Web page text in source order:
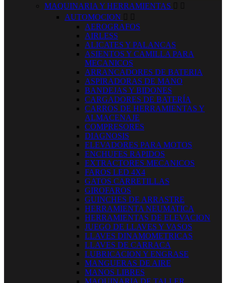
MAQUINARIA Y HERRAMIENTAS  
AUTOMOCION  
AEROGRAFOS
AIRLESS
ALICATES Y PALANCAS
ASIENTOS Y CAMILLA PARA
MECANICOS
ARRANCADORES DE BATERIA
ASPIRADORAS DE MANO
BANDEJAS Y BIDONES
CARGADORES DE BATERÍA
CARROS DE HERRAMIENTAS Y
ALMACENAJE
COMPRESORES
DIAGNOSIS
ELEVADORES PARA MOTOS
ENCHUFES RAPIDOS
EXTRACTORES MECANICOS
FAROS LED 4X4
GATOS CARRETILLAS
GIROFAROS
GUINCHES DE ARRASTRE
HERRAMIENTA NEUMATICA
HERRAMIENTAS DE ELEVACION
JUEGO DE LLAVES Y VASOS
LLAVES DINAMOMETRICAS
LLAVES DE CARRACA
LUBRICACION Y ENGRASE
MANGUERAS DE AIRE
MANOS LIBRES
MAQUINARIA DE TALLER